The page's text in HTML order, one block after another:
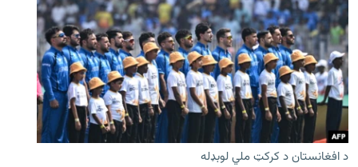
د افغانستان د کرکټ ملي لوبډله